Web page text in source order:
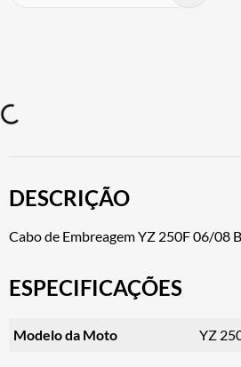
DESCRIÇÃO
Cabo de Embreagem YZ 250F 06/08
ESPECIFICAÇÕES
Modelo da Moto YZ